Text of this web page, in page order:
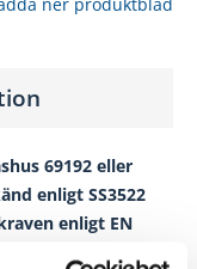
69192 eller
enligt SS3522
enligt EN